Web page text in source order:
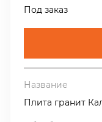
Под заказ
Плита гранит